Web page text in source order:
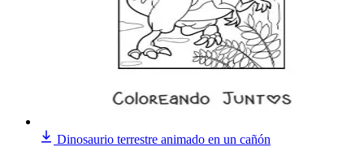
Dinosaurio terrestre animado en un cañón